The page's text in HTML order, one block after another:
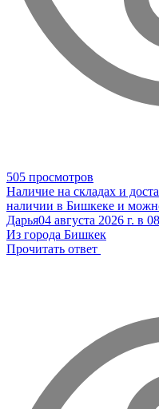
505 просмотров
Наличие на складах и
наличии в Бишкеке и
Дарья04 августа 2026 г. в
Из города Бишкек
Прочитать ответ